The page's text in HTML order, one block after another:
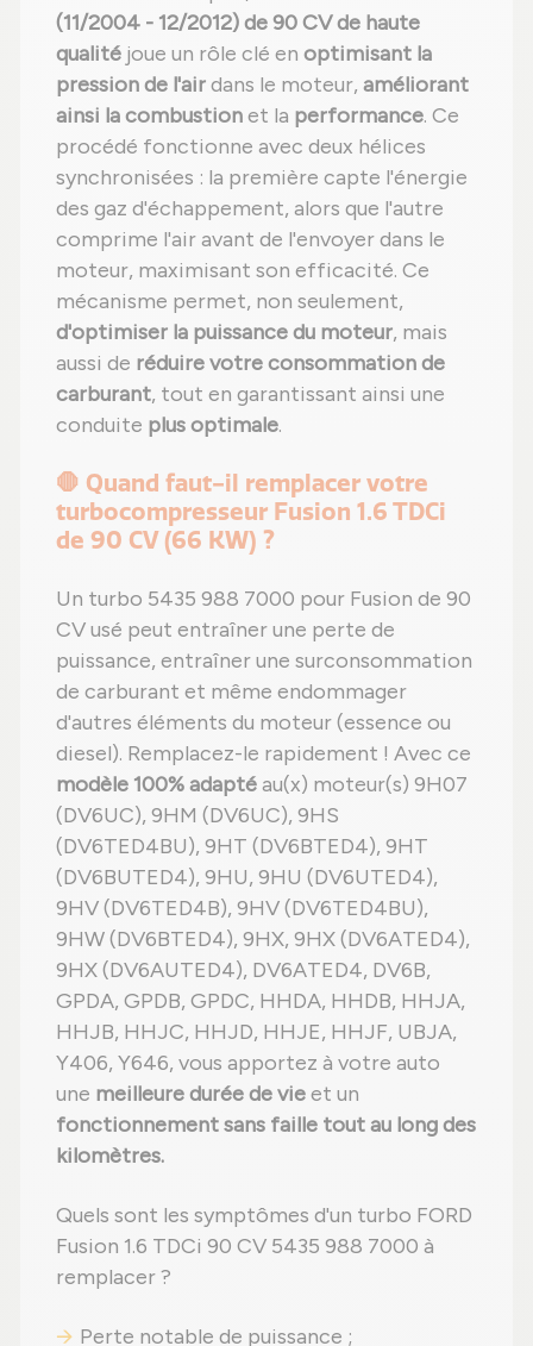
(11/2004 - 12/2012) de 90 CV de haute
qualité joue un rôle clé en optimisant la
pression de l'airdans le moteur, améliorant
ainsi la combustionet la performance. Ce
procédé fonctionne avec deux hélices
synchronisées : la première capte l'énergie
des gaz d'échappement, alors que l'autre
comprime l'air avant de l'envoyer dans le
moteur, maximisant son efficacité. Ce
mécanisme permet, non seulement,
d'optimiser la puissance du moteur, mais
aussi de réduire votre consommation de
carburant, tout en garantissant ainsi une
conduite plus optimale.
🛑 Quand faut-il remplacer votre
turbocompresseur Fusion 1.6 TDCi
de 90 CV (66 KW) ?
Un turbo 5435 988 7000 pour Fusion de 90
CV usé peut entraîner une perte de
puissance, entraîner une surconsommation
de carburant et même endommager
d'autres éléments du moteur (essence ou
diesel). Remplacez-le rapidement ! Avec ce
modèle 100% adaptéau(x) moteur(s) 9H07
(DV6UC), 9HM (DV6UC), 9HS
(DV6TED4BU), 9HT (DV6BTED4), 9HT
(DV6BUTED4), 9HU, 9HU (DV6UTED4),
9HV (DV6TED4B), 9HV (DV6TED4BU),
9HW (DV6BTED4), 9HX, 9HX (DV6ATED4),
9HX (DV6AUTED4), DV6ATED4, DV6B,
GPDA, GPDB, GPDC, HHDA, HHDB, HHJA,
HHJB, HHJC, HHJD, HHJE, HHJF, UBJA,
Y406, Y646, vous apportez à votre auto
une meilleure durée de vieet un
fonctionnement sans faille tout au long des
kilomètres.
Quels sont les symptômes d'un turbo FORD
Fusion 1.6 TDCi 90 CV 5435 988 7000 à
remplacer ?
Perte notable de puissance ;